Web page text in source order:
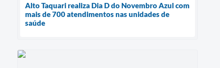
Alto Taquari realiza Dia D do Novembro Azul com
mais de 700 atendimentos nas unidades de
saúde